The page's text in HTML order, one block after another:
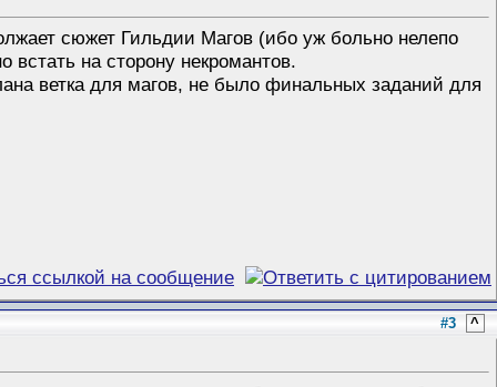
сюжет Гильдии Магов (ибо уж больно нелепо
на сторону некромантов.
ветка для магов, не было финальных заданий для
#3 ^